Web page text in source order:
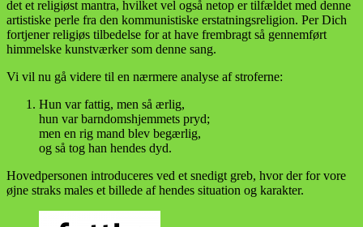
det et religiøst mantra, hvilket vel også netop er tilfældet med denne
artistiske perle fra den kommunistiske erstatningsreligion. Per Dich
fortjener religiøs tilbedelse for at have frembragt så gennemført
himmelske kunstværker som denne sang.
Vi vil nu gå videre til en nærmere analyse af stroferne:
Hun var fattig, men så ærlig,
hun var barndomshjemmets pryd;
men en rig mand blev begærlig,
og så tog han hendes dyd.
Hovedpersonen introduceres ved et snedigt greb, hvor der for vore
øjne straks males et billede af hendes situation og karakter.